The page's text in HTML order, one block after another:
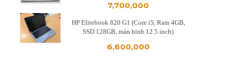
7,700,000
HP Elitebook 820 G1 (Core i5, Ram 4GB,
SSD 128GB, màn hình 12.5 inch)
6,600,000